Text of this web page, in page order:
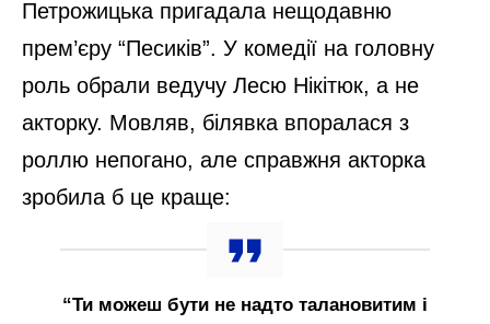
Петрожицька пригадала нещодавню
прем’єру “Песиків”. У комедії на головну
роль обрали ведучу Лесю Нікітюк, а не
акторку. Мовляв, білявка впоралася з
роллю непогано, але справжня акторка
зробила б це краще:
“Ти можеш бути не надто талановитим і